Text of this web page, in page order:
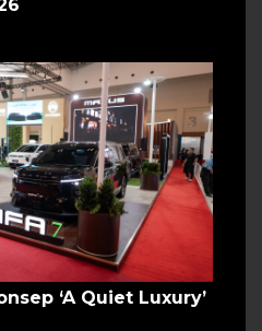
‘A Quiet Luxury’